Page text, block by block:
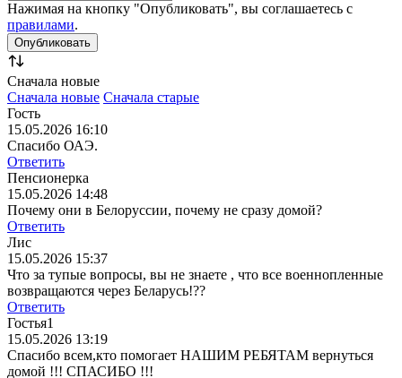
Нажимая на кнопку "Опубликовать", вы соглашаетесь с
правилами.
Сначала новые
Сначала новые Сначала старые
Гость
15.05.2026 16:10
Спасибо ОАЭ.
Ответить
Пенсионерка
15.05.2026 14:48
Почему они в Белоруссии, почему не сразу домой?
Ответить
Лис
15.05.2026 15:37
Что за тупые вопросы, вы не знаете , что все военнопленные
возвращаются через Беларусь!??
Ответить
Гостья1
15.05.2026 13:19
Спасибо всем,кто помогает НАШИМ РЕБЯТАМ вернуться
домой !!! СПАСИБО !!!